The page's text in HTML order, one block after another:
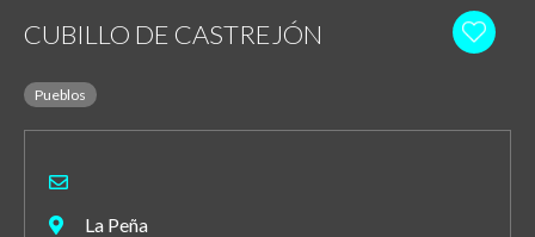
CUBILLO DE CASTREJÓN
Pueblos
La Peña